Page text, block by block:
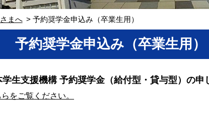
まへ 予約奨学金申込み（卒業生用）
予約奨学金申込み（卒業生用）
生支援機構 予約奨学金（給付型・貸与型）の申
をご覧ください。